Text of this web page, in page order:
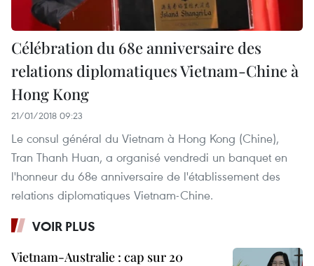
Célébration du 68e anniversaire des
relations diplomatiques Vietnam-Chine à
Hong Kong
21/01/2018 09:23
Le consul général du Vietnam à Hong Kong (Chine),
Tran Thanh Huan, a organisé vendredi un banquet en
l'honneur du 68e anniversaire de l'établissement des
relations diplomatiques Vietnam-Chine.
VOIR PLUS
Vietnam-Australie : cap sur 20